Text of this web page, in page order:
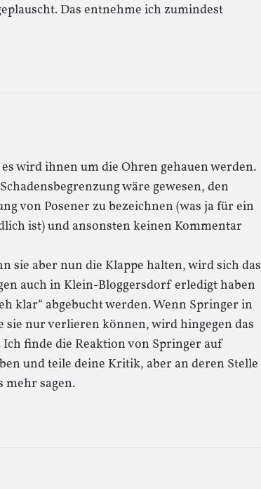
Das entnehme ich zumindest
wird ihnen um die Ohren gehauen werden.
wäre gewesen, den
von Posener zu bezeichnen (was ja für ein
ist) und ansonsten keinen Kommentar
sie aber nun die Klappe halten, wird sich das
auch in Klein-Bloggersdorf erledigt haben
klar“ abgebucht werden. Wenn Springer in
sie nur verlieren können, wird hingegen das
finde die Reaktion von Springer auf
und teile deine Kritik, aber an deren Stelle
sagen.